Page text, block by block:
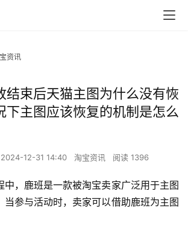
资讯
结束后天猫主图为什么没有恢
下主图应该恢复的机制是怎么
2024-12-31 14:40 淘宝资讯 阅读 1396
中，鹿班是一款被淘宝卖家广泛用于主图
当参与活动时，卖家可以借助鹿班为主图